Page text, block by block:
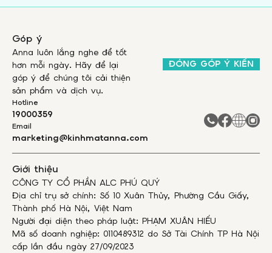
Góp ý
Anna luôn lắng nghe để tốt
hơn mỗi ngày. Hãy để lại
góp ý để chúng tôi cải thiện
sản phẩm và dịch vụ.
ĐÓNG GÓP Ý KIẾN
Hotline
19000359
Email
marketing@kinhmatanna.com
Giới thiệu
CÔNG TY CỔ PHẦN ALC PHÚ QUÝ
Địa chỉ trụ sở chính: Số 10 Xuân Thủy, Phường Cầu Giấy,
Thành phố Hà Nội, Việt Nam
Người đại diện theo pháp luật: PHẠM XUÂN HIẾU
Mã số doanh nghiệp: 0110489312 do Sở Tài Chính TP Hà Nội
cấp lần đầu ngày 27/09/2023